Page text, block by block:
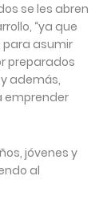
se les abren
“ya que
asumir
preparados
además,
emprender
jóvenes y
al